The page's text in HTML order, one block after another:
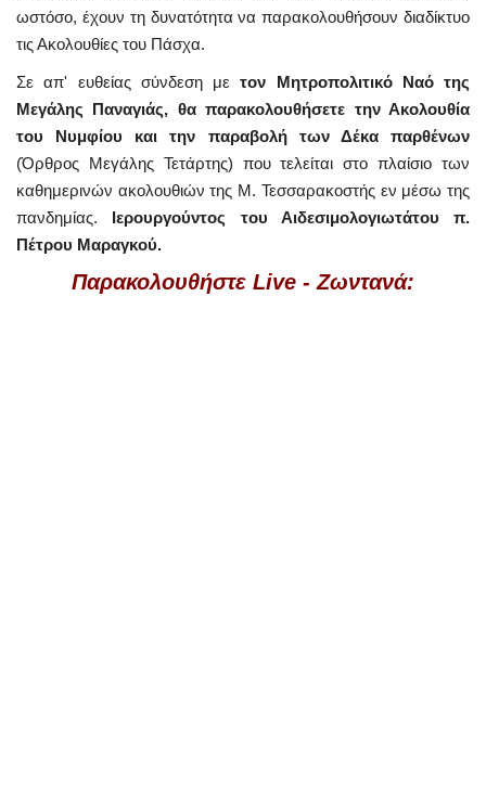
ωστόσο, έχουν τη δυνατότητα να παρακολουθήσουν διαδίκτυο
τις Ακολουθίες του Πάσχα.
Σε απ' ευθείας σύνδεση μετον Μητροπολιτικό Ναό της
Μεγάλης Παναγιάς, θα παρακολουθήσετε την Ακολουθία
του Νυμφίου και την παραβολή των Δέκα παρθένων
(Όρθρος Μεγάλης Τετάρτης) που τελείται στο πλαίσιο των
καθημερινών ακολουθιών της Μ. Τεσσαρακοστής εν μέσω της
πανδημίας. Ιερουργούντος του Αιδεσιμολογιωτάτου π.
Πέτρου Μαραγκού.
Παρακολουθήστε Live - Ζωντανά: